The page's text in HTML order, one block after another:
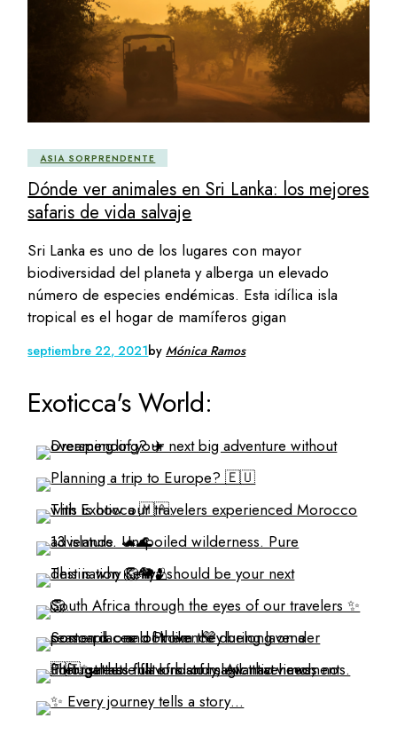
ASIA SORPRENDENTE
Dónde ver animales en Sri Lanka: los mejores
safaris de vida salvaje
Sri Lanka es uno de los lugares con mayor
biodiversidad del planeta y alberga un elevado
número de especies endémicas. Esta idílica isla
tropical es el hogar de mamíferos gigan
septiembre 22, 2021byMónica Ramos
Exoticca's World: